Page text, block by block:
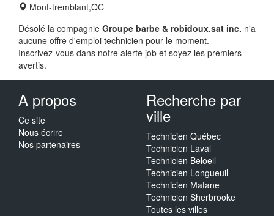
Mont-tremblant,QC
Désolé la compagnie Groupe barbe & robidoux.sat inc. n'a
aucune offre d'emploi technicien pour le moment.
Inscrivez-vous dans notre alerte job et soyez les premiers
avertis.
A propos
Ce site
Nous écrire
Nos partenaires
Recherche par
ville
Technicien Québec
Technicien Laval
Technicien Beloeil
Technicien Longueuil
Technicien Matane
Technicien Sherbrooke
Toutes les villes